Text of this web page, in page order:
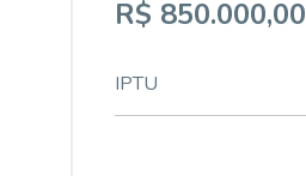
R$ 850.000,00
IPTU